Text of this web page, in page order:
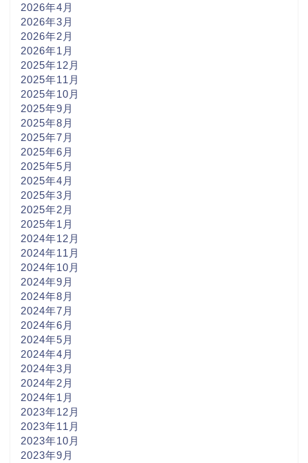
2026年4月
2026年3月
2026年2月
2026年1月
2025年12月
2025年11月
2025年10月
2025年9月
2025年8月
2025年7月
2025年6月
2025年5月
2025年4月
2025年3月
2025年2月
2025年1月
2024年12月
2024年11月
2024年10月
2024年9月
2024年8月
2024年7月
2024年6月
2024年5月
2024年4月
2024年3月
2024年2月
2024年1月
2023年12月
2023年11月
2023年10月
2023年9月